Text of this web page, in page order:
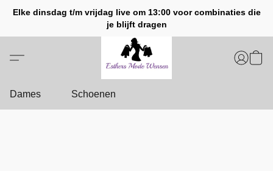
Elke dinsdag t/m vrijdag live om 13:00 voor combinaties die
je blijft dragen
Dames Schoenen